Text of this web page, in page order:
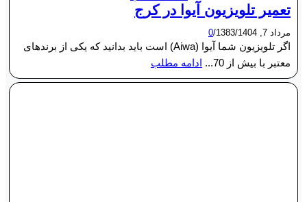
تعمیر تلویزیون آیوا در کرج
مرداد 7, 1404 /
1383
/
0
اگر تلویزیون شما آیوا (Aiwa) است باید بدانید که یکی از برندهای
معتبر با بیش از 70...
ادامه مطلب